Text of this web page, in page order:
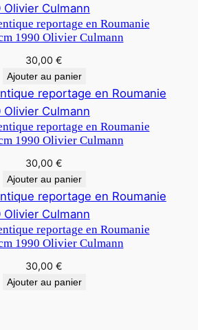
reportage en Roumanie
1990 Olivier Culmann
30,00 €
Ajouter au panier
reportage en Roumanie
1990 Olivier Culmann
30,00 €
Ajouter au panier
reportage en Roumanie
1990 Olivier Culmann
30,00 €
Ajouter au panier